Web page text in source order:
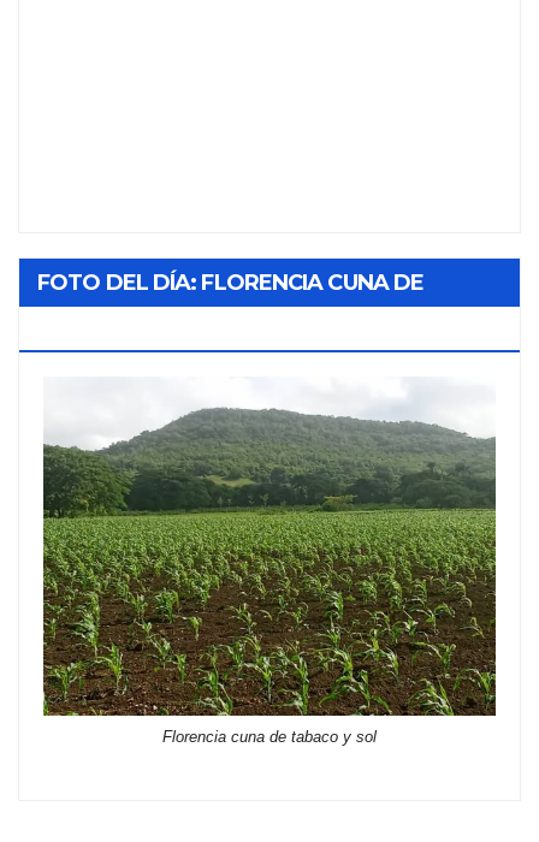
FOTO DEL DÍA: FLORENCIA CUNA DE
Florencia cuna de tabaco y sol